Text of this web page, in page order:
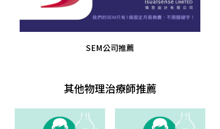
SEM公司推薦
其他物理治療師推薦